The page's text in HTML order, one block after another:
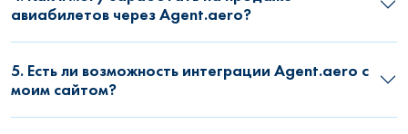
авиабилетов через Agent.aero?
5. Есть ли возможность интеграции Agent.aero с
моим сайтом?